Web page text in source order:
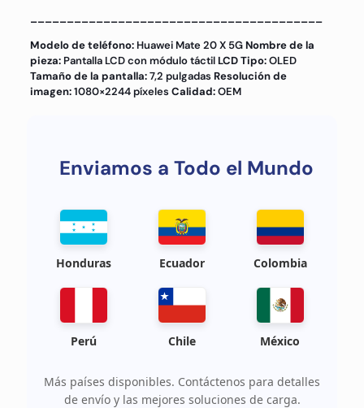
Modelo de teléfono: Huawei Mate 20 X 5GNombre de la
pieza: Pantalla LCD con módulo táctilLCD Tipo:OLED
Tamaño de la pantalla:7,2 pulgadas Resolución de
imagen:1080×2244 píxeles Calidad:OEM
Enviamos a Todo el Mundo
Honduras Ecuador Colombia
Perú Chile México
Más países disponibles. Contáctenos para detalles
de envío y las mejores soluciones de carga.